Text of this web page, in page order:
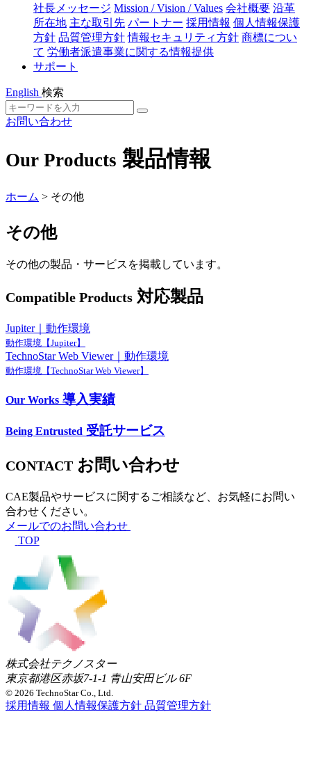
社長メッセージ Mission / Vision / Values 会社概要 沿革
所在地 主な取引先 パートナー 採用情報 個人情報保護
方針 品質管理方針 情報セキュリティ方針 商標につい
て 労働者派遣事業に関する情報提供
サポート
English 検索
お問い合わせ
Our Products 製品情報
ホーム > その他
その他
その他の製品・サービスを掲載しています。
Compatible Products 対応製品
Jupiter｜動作環境
動作環境【Jupiter】
TechnoStar Web Viewer｜動作環境
動作環境【TechnoStar Web Viewer】
Our Works 導入実績
Being Entrusted 受託サービス
CONTACT お問い合わせ
CAE製品やサービスに関するご相談など、お気軽にお問い
合わせください。
メールでのお問い合わせ
TOP
株式会社テクノスター
東京都港区赤坂7-1-1 青山安田ビル 6F
© 2026 TechnoStar Co., Ltd.
採用情報 個人情報保護方針 品質管理方針